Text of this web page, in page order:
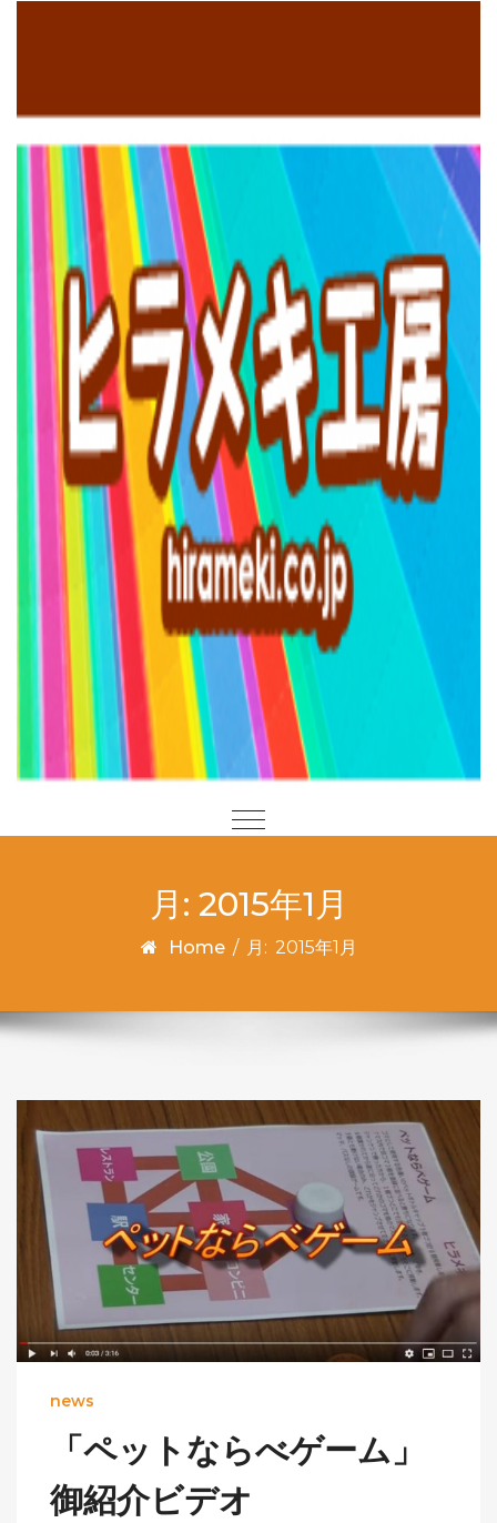
月: 2015年1月
Home / 月: 2015年1月
news
「ペットならべゲーム」
御紹介ビデオ